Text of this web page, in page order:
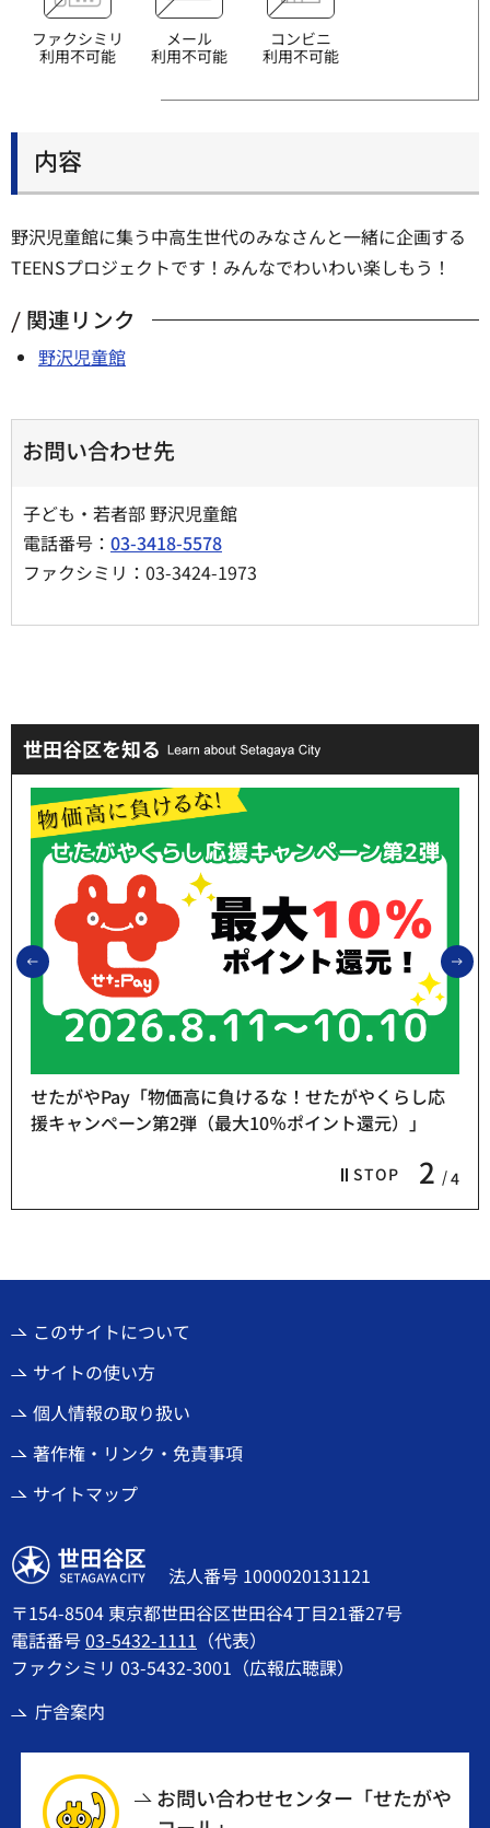
ファクシミリ
利用不可能
メール
利用不可能
コンビニ
利用不可能
内容
野沢児童館に集う中高生世代のみなさんと一緒に企画する
TEENSプロジェクトです！みんなでわいわい楽しもう！
関連リンク
野沢児童館
お問い合わせ先
子ども・若者部 野沢児童館
電話番号： 03-3418-5578
ファクシミリ：03-3424-1973
世田谷区を知る
前のスライドを表示
STOP 2 4
せたがやPay「物価高に負けるな！せたがやくらし応
援キャンペーン第2弾（最大10％ポイント還元）」
このサイトについて
サイトの使い方
個人情報の取り扱い
著作権・リンク・免責事項
サイトマップ
世田谷区
法人番号 1000020131121
〒154-8504 東京都世田谷区世田谷4丁目21番27号
電話番号03-5432-1111 （代表）
ファクシミリ 03-5432-3001（広報広聴課）
庁舎案内
お問い合わせセンター「せたがや